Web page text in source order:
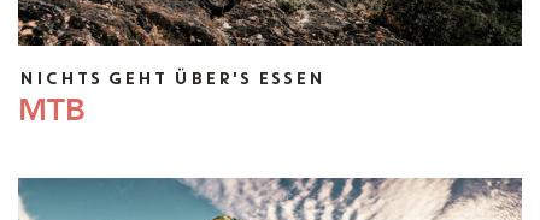
NICHTS GEHT ÜBER'S ESSEN
MTB